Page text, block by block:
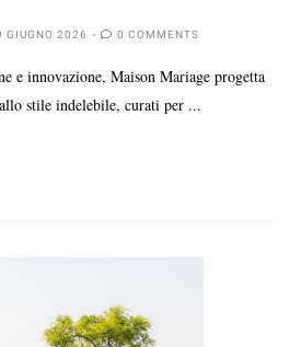
GIUGNO 2026 0 COMMENTS
e innovazione, Maison Mariage progetta
stile indelebile, curati per ...